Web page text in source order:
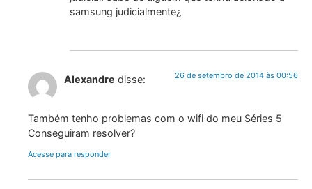
samsung judicialmente¿
Alexandre disse: 26 de setembro de 2014 às 00:56
Também tenho problemas com o wifi do meu Séries 5
Conseguiram resolver?
Acesse para responder